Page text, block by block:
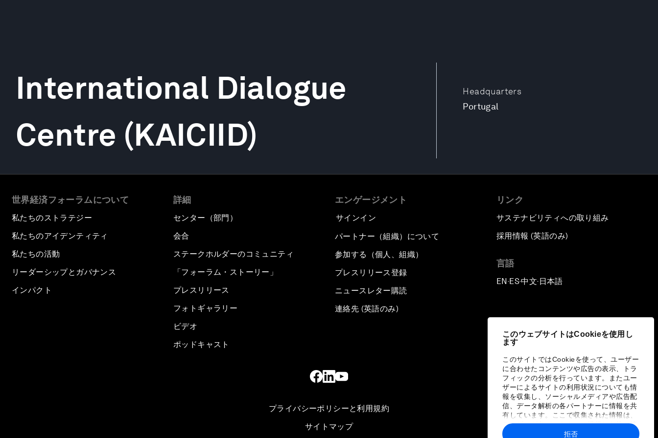
このウェブサイトはCookieを使用し
ます
このサイトではCookieを使って、ユーザー
に合わせたコンテンツや広告の表示、トラ
フィックの分析を行っています。またユー
ザーによるサイトの利用状況についても情
報を収集し、ソーシャルメディアや広告配
信、データ解析の各パートナーに情報を共
有しています。ここで収集された情報は、
ユーザーが各パートナーに提供した他の情
報や各パートナーのサービスを使用した際
拒否
Headquarters
Portugal
International Dialogue
Centre (KAICIID)
世界経済フォーラムについて
私たちのストラテジー
私たちのアイデンティティ
私たちの活動
リーダーシップとガバナンス
インパクト
詳細
センター（部門）
会合
ステークホルダーのコミュニティ
「フォーラム・ストーリー」
プレスリリース
フォトギャラリー
ビデオ
ポッドキャスト
エンゲージメント
サインイン
パートナー（組織）について
参加する（個人、組織）
プレスリリース登録
ニュースレター購読
連絡先 (英語のみ)
リンク
サステナビリティへの取り組み
採用情報 (英語のみ)
言語
EN ▪ES▪中文▪ 日本語
プライバシーポリシーと利用規約
サイトマップ